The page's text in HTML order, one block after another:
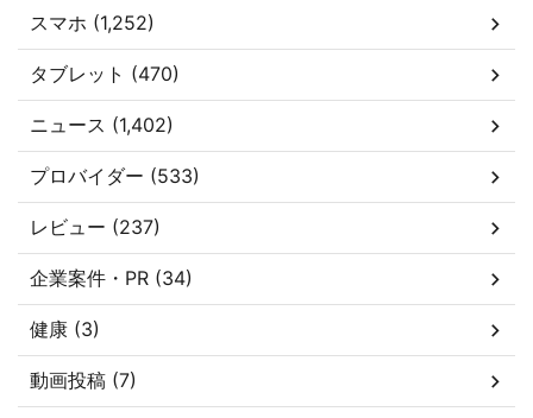
スマホ (1,252)
タブレット (470)
ニュース (1,402)
プロバイダー (533)
レビュー (237)
企業案件・PR (34)
健康 (3)
動画投稿 (7)